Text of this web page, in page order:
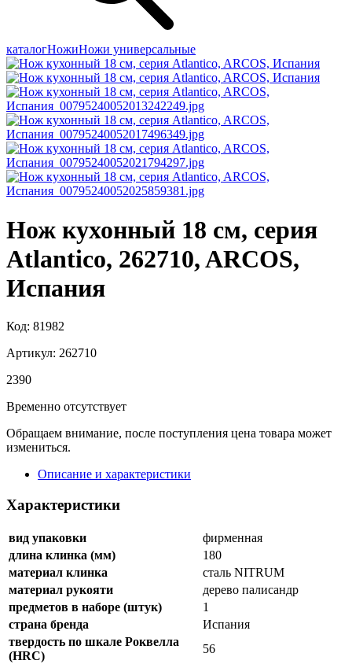
каталогНожиНожи универсальные
Нож кухонный 18 см, серия
Atlantico, 262710, ARCOS,
Испания
Код: 81982
Артикул: 262710
2390
Временно отсутствует
Обращаем внимание, после поступления цена товара может
измениться.
Описание и характеристики
Характеристики
вид упаковки
фирменная
длина клинка (мм)
180
материал клинка
сталь NITRUM
материал рукояти
дерево палисандр
предметов в наборе (штук)
1
страна бренда
Испания
твердость по шкале Роквелла
(HRC)
56